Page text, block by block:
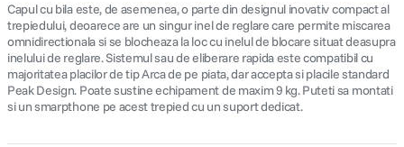
Capul cu bila este, de asemenea, o parte din designul inovativ compact al
trepiedului, deoarece are un singur inel de reglare care permite miscarea
omnidirectionala si se blocheaza la loc cu inelul de blocare situat deasupra
inelului de reglare. Sistemul sau de eliberare rapida este compatibil cu
majoritatea placilor de tip Arca de pe piata, dar accepta si placile standard
Peak Design. Poate sustine echipament de maxim 9 kg. Puteti sa montati
si un smarpthone pe acest trepied cu un suport dedicat.